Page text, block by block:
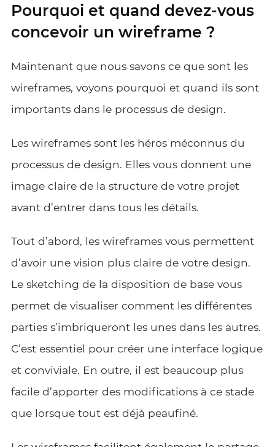
Pourquoi et quand devez-vous
concevoir un wireframe ?
Maintenant que nous savons ce que sont les
wireframes, voyons pourquoi et quand ils sont
importants dans le processus de design.
Les wireframes sont les héros méconnus du
processus de design. Elles vous donnent une
image claire de la structure de votre projet
avant d’entrer dans tous les détails.
Tout d’abord, les wireframes vous permettent
d’avoir une vision plus claire de votre design.
Le sketching de la disposition de base vous
permet de visualiser comment les différentes
parties s’imbriqueront les unes dans les autres.
C’est essentiel pour créer une interface logique
et conviviale. En outre, il est beaucoup plus
facile d’apporter des modifications à ce stade
que lorsque tout est déjà peaufiné.